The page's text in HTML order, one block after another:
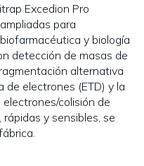
Excedion Pro
para
y biología
detección de masas de
alternativa
de electrones (ETD) y la
colisión de
y sensibles, se